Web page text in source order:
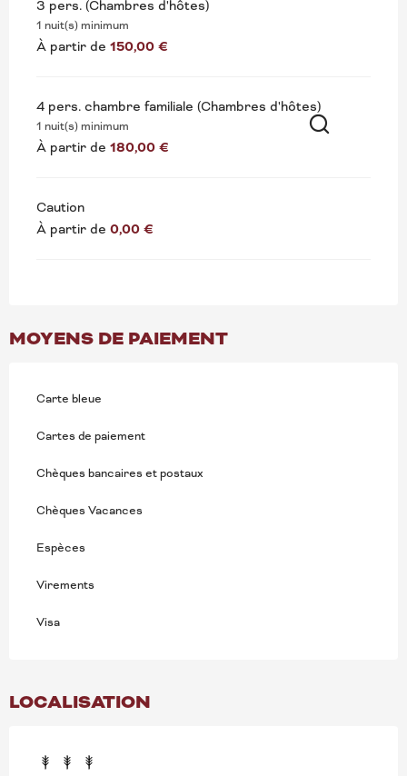
3 pers. (Chambres d'hôtes)
1 nuit(s) minimum
À partir de 150,00 €
4 pers. chambre familiale (Chambres d'hôtes)
1 nuit(s) minimum
À partir de 180,00 €
Caution
À partir de 0,00 €
MOYENS DE PAIEMENT
Carte bleue
Cartes de paiement
Chèques bancaires et postaux
Chèques Vacances
Espèces
Virements
Visa
LOCALISATION